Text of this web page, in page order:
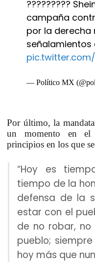
?????????
campaña
por la derecha
señalamientos
— Político MX
Por último, la
un momento en
principios en los que
“Hoy es
tiempo de la
defensa de la
estar con el
de no robar,
pueblo;
hoy más que